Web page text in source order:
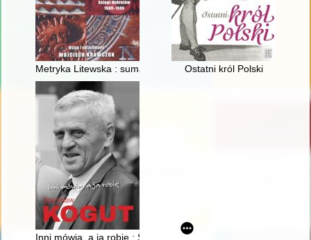
Metryka Litewska : sumariusz księgi dekretów 1589-1595 :
Ostatni król Polski
Inni mówią, a ja robię : Stanisław Kogut